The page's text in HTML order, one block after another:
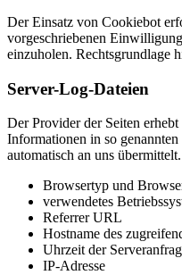
Der Einsatz von Cookiebot
vorgeschriebenen
einzuholen. Rechtsgrundlage
Server-Log-Dateien
Der Provider der Seiten
Informationen in so
automatisch an uns
Browsertyp und
verwendetes
Referrer URL
Hostname des
Uhrzeit der
IP-Adresse